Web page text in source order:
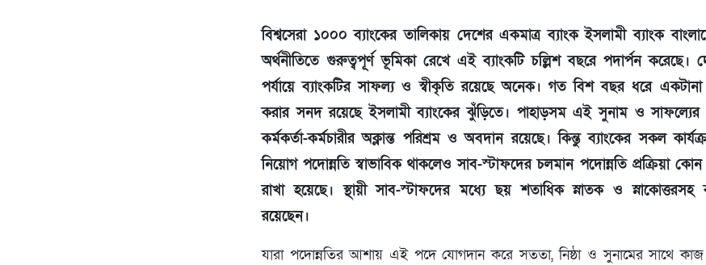
বিশ্বসেরা ১০০০ ব্যাংকের তালিকায় দেশের একমাত্র ব্যাংক ইসলামী ব্যাংক
অর্থনীতিতে গুরুত্বপূর্ণ ভূমিকা রেখে এই ব্যাংকটি চল্লিশ বছরে পদার্পন করেছে।
পর্যায়ে ব্যাংকটির সাফল্য ও স্বীকৃতি রয়েছে অনেক। গত বিশ বছর ধরে একটানা
করার সনদ রয়েছে ইসলামী ব্যাংকের ঝুঁড়িতে। পাহাড়সম এই সুনাম ও সাফল্যের
কর্মকর্তা-কর্মচারীর অক্লান্ত পরিশ্রম ও অবদান রয়েছে। কিন্তু ব্যাংকের সকল
নিয়োগ পদোন্নতি স্বাভাবিক থাকলেও সাব-স্টাফদের চলমান পদোন্নতি প্রক্রিয়া
রাখা হয়েছে। স্থায়ী সাব-স্টাফদের মধ্যে ছয় শতাধিক স্নাতক ও স্নাকোত্তরসহ
রয়েছেন।
যারা পদোন্নতির আশায় এই পদে যোগদান করে সততা, নিষ্ঠা ও সুনামের সাথে কাজ